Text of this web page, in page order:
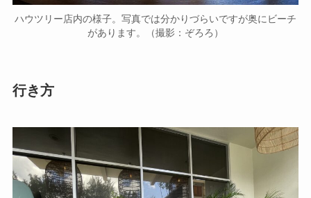
ハウツリー店内の様子。写真では分かりづらいですが奥にビーチ
があります。（撮影：ぞろろ）
行き方